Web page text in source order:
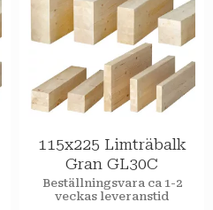
115x225 Limträbalk
Gran GL30C
Beställningsvara ca 1-2
veckas leveranstid